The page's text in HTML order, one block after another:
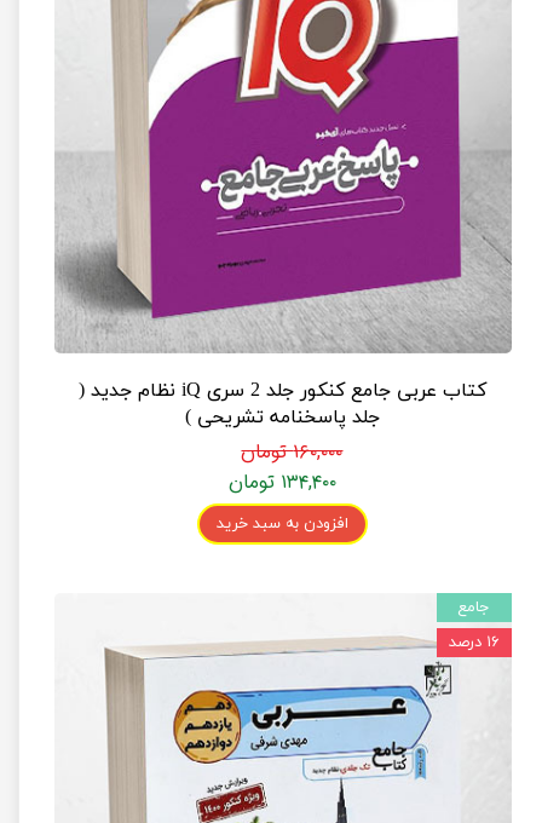
کتاب عربی جامع کنکور جلد 2 سری iQ نظام جدید (
جلد پاسخنامه تشریحی )
۱۶۰,۰۰۰ تومان
۱۳۴,۴۰۰ تومان
افزودن به سبد خرید
جامع
۱۶ درصد